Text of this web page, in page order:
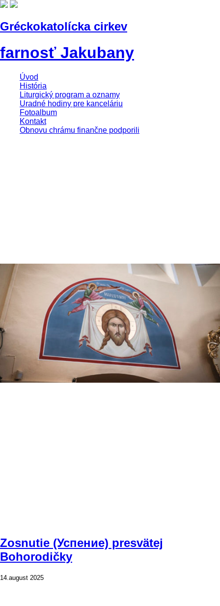
Gréckokatolícka cirkev
farnosť Jakubany
Úvod
História
Liturgický program a oznamy
Uradné hodiny pre kanceláriu
Fotoalbum
Kontakt
Obnovu chrámu finančne podporili
Zosnutie (Успениe) presvätej
Bohorodičky
14.august 2025